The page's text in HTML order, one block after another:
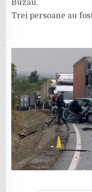
Buzău.
Trei persoane au